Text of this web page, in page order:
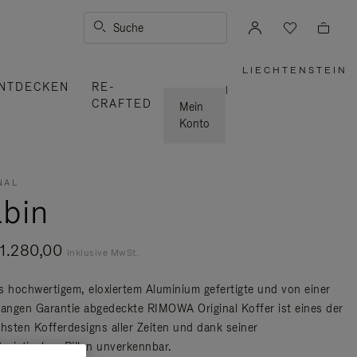
Suche
RE-
CRAFTED
Mein
Konto
LIECHTENSTEIN
|
Inklusive MwSt.
hochwertigem, eloxiertem Aluminium gefertigte und von einer
Garantie abgedeckte RIMOWA Original Koffer ist eines der
Kofferdesigns aller Zeiten und dank seiner
Rillen unverkennbar.